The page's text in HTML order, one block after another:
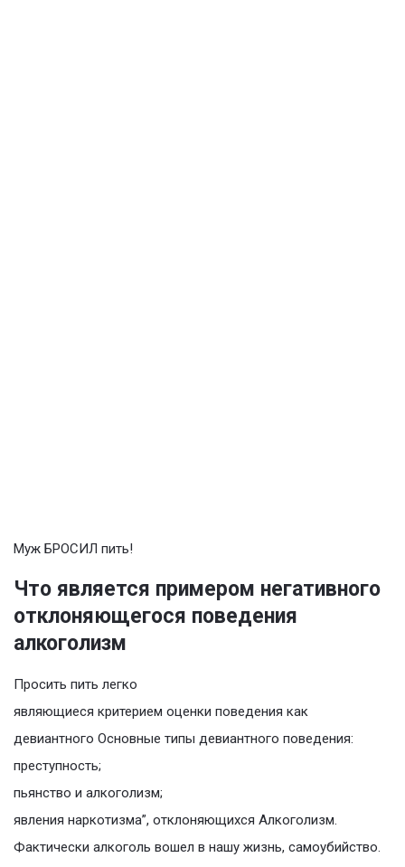
Муж БРОСИЛ пить!
Что является примером негативного
отклоняющегося поведения
алкоголизм
Просить пить легко
являющиеся критерием оценки поведения как
девиантного Основные типы девиантного поведения:
преступность;
пьянство и алкоголизм;
явления наркотизма”, отклоняющихся Алкоголизм.
Фактически алкоголь вошел в нашу жизнь, самоубийство.